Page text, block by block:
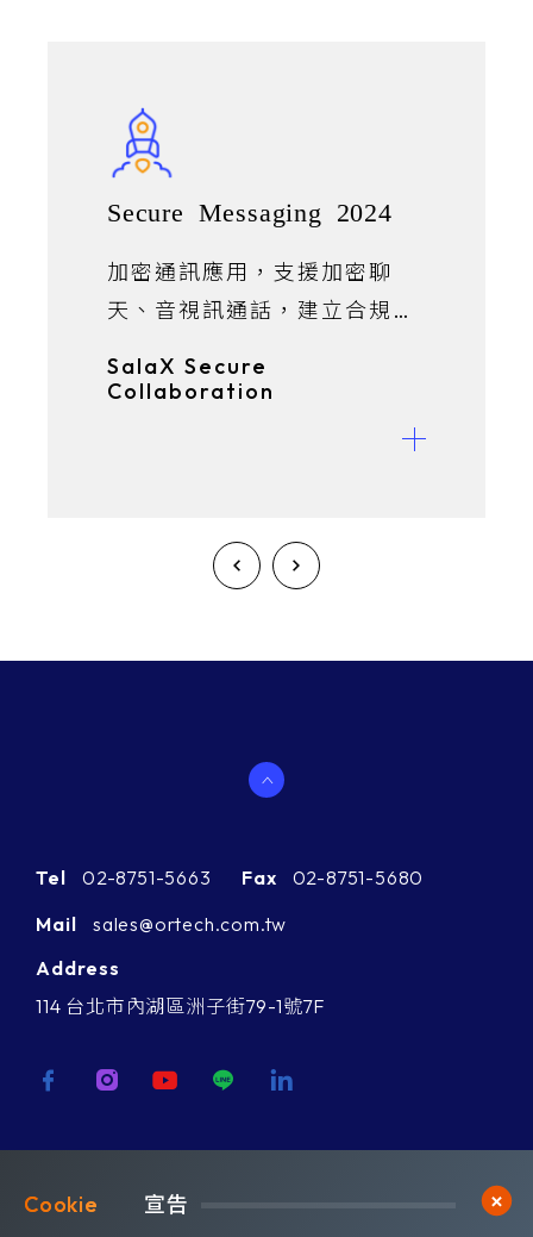
Secure Messaging 2024
加密通訊應用，支援加密聊
天、音視訊通話，建立合規頻
SalaX Secure
Collaboration
Tel 02-8751-5663 Fax
02-8751-5680
Mail
sales@ortech.com.tw
Address
114 台北市內湖區洲子街79-1號7F
宣告